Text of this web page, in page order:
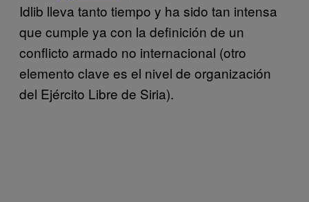
Idlib lleva tanto tiempo y ha sido tan intensa
que cumple ya con la definición de un
conflicto armado no internacional (otro
elemento clave es el nivel de organización
del Ejército Libre de Siria).